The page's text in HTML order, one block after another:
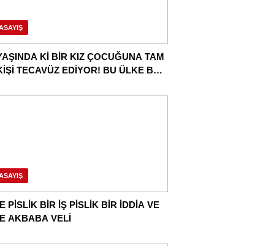
Kİ BİR KIZ ÇOCUĞUNA TAM
TECAVÜZ EDİYOR! BU ÜLKE BU
PİSLİK BİR İŞ PİSLİK BİR İDDİA VE
AKBABA VELİ